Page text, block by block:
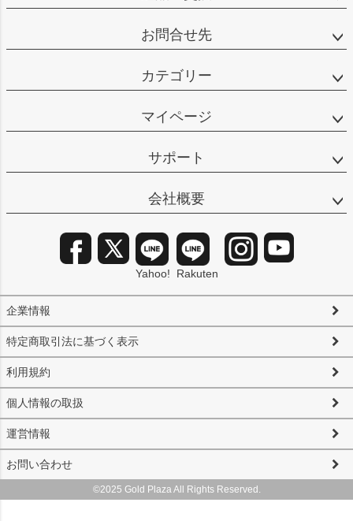
お問合せ先
カテゴリー
マイページ
サポート
会社概要
企業情報
特定商取引法に基づく表示
利用規約
個人情報の取扱
運営情報
お問い合わせ
Yahoo! Rakuten
©2025 Gold Plaza All Rights Reserved.